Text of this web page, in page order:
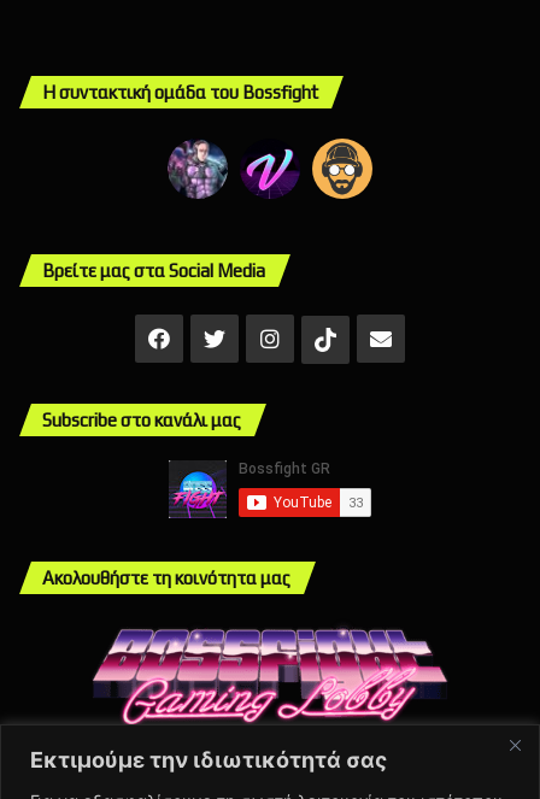
Εκτιμούμε την ιδιωτικότητά σας
Η συντακτική ομάδα του Bossfight
Βρείτε μας στα Social Media
Facebook
X InstagramTikTokMail
Subscribe στο κανάλι μας
Ακολουθήστε τη κοινότητα μας